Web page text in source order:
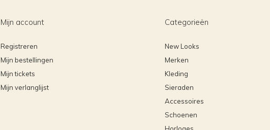
Mijn account
Registreren
Mijn bestellingen
Mijn tickets
Mijn verlanglijst
Categorieën
New Looks
Merken
Kleding
Sieraden
Accessoires
Schoenen